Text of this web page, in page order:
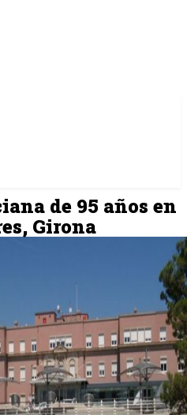
de 95 años en
Girona